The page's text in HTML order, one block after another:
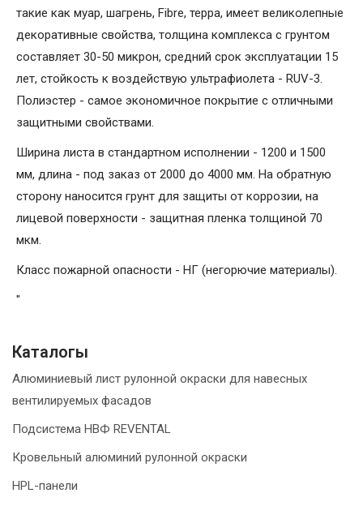
такие как муар, шагрень, Fibrе, терра, имеет великолепные
декоративные свойства, толщина комплекса с грунтом
составляет 30-50 микрон, средний срок эксплуатации 15
лет, стойкость к воздействую ультрафиолета - RUV-3.
Полиэстер - самое экономичное покрытие с отличными
защитными свойствами.
Ширина листа в стандартном исполнении - 1200 и 1500
мм, длина - под заказ от 2000 до 4000 мм. На обратную
сторону наносится грунт для защиты от коррозии, на
лицевой поверхности - защитная пленка толщиной 70
мкм.
Класс пожарной опасности - НГ (негорючие материалы).
"
Каталогы
Алюминиевый лист рулонной окраски для навесных
вентилируемых фасадов
Подсистема НВФ REVENTAL
Кровельный алюминий рулонной окраски
HPL-панели